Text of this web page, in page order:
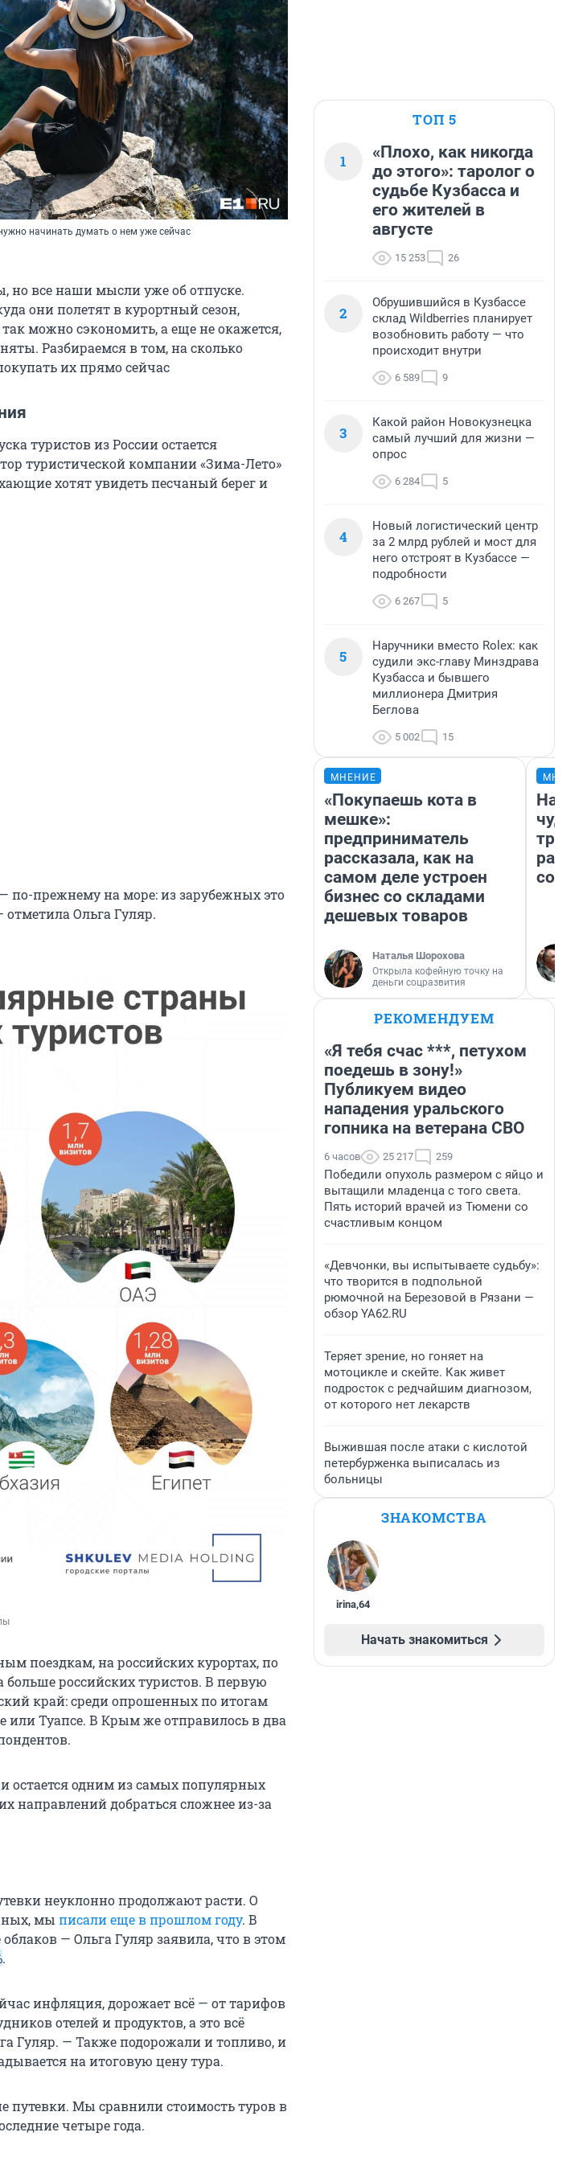
начинать думать о нем уже сейчас
но все наши мысли уже об отпуске.
они полетят в курортный сезон,
можно сэкономить, а еще не окажется,
Разбираемся в том, на сколько
их прямо сейчас
туристов из России остается
туристической компании «Зима-Лето»
хотят увидеть песчаный берег и
прежнему на море: из зарубежных это
Ольга Гуляр.
поездкам, на российских курортах, по
российских туристов. В первую
край: среди опрошенных по итогам
или Туапсе. В Крым же отправилось в два
остается одним из самых популярных
направлений добраться сложнее из-за
неуклонно продолжают расти. О
мы писали еще в прошлом году. В
— Ольга Гуляр заявила, что в этом
.
инфляция, дорожает всё — от тарифов
отелей и продуктов, а это всё
Гуляр. — Также подорожали и топливо, и
на итоговую цену тура.
путевки. Мы сравнили стоимость туров в
четыре года.
ТОП 5
1
«Плохо, как никогда
до этого»: таролог о
судьбе Кузбасса и
его жителей в
августе
15 253 26
2
Обрушившийся в Кузбассе
склад Wildberries планирует
возобновить работу — что
происходит внутри
6 589 9
3
Какой район Новокузнецка
самый лучший для жизни —
опрос
6 284 5
4
Новый логистический центр
за 2 млрд рублей и мост для
него отстроят в Кузбассе —
подробности
6 267 5
5
Наручники вместо Rolex: как
судили экс-главу Минздрава
Кузбасса и бывшего
миллионера Дмитрия
Беглова
5 002 15
МНЕНИЕ
«Покупаешь кота в
мешке»:
предприниматель
рассказала, как на
самом деле устроен
бизнес со складами
дешевых товаров
Наталья Шорохова
Открыла кофейную точку на
деньги соцразвития
РЕКОМЕНДУЕМ
«Я тебя счас ***, петухом
поедешь в зону!»
Публикуем видео
нападения уральского
гопника на ветерана СВО
6 часов 25 217 259
Победили опухоль размером с яйцо и
вытащили младенца с того света.
Пять историй врачей из Тюмени со
счастливым концом
«Девчонки, вы испытываете судьбу»:
что творится в подпольной
рюмочной на Березовой в Рязани —
обзор YA62.RU
Теряет зрение, но гоняет на
мотоцикле и скейте. Как живет
подросток с редчайшим диагнозом,
от которого нет лекарств
Выжившая после атаки с кислотой
петербурженка выписалась из
больницы
ЗНАКОМСТВА
irina,64
Начать знакомиться